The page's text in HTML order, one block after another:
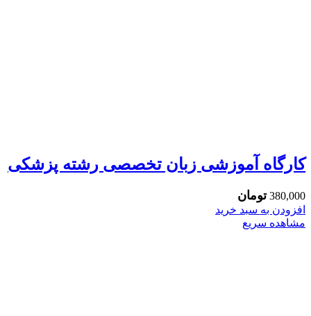
کارگاه آموزشی زبان تخصصی رشته پزشکی
380,000 تومان
افزودن به سبد خرید
مشاهده سریع